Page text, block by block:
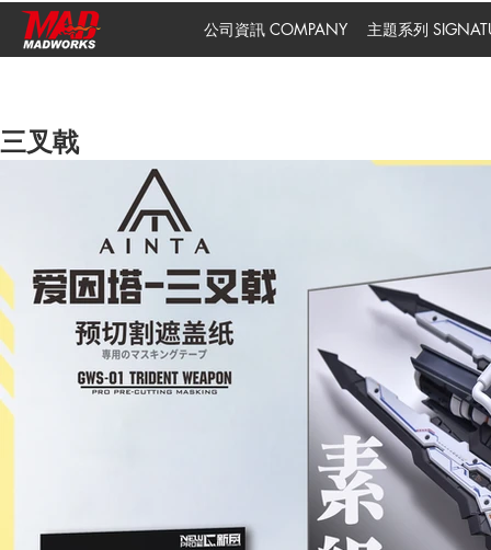
公司資訊 COMPANY 主題系列
三叉戟